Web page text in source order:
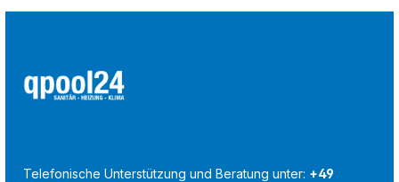
Telefonische Unterstützung und Beratung unter: +49